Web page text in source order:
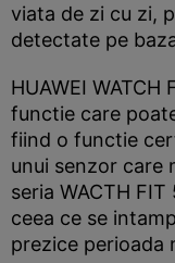
viata de zi cu zi,
detectate pe
HUAWEI
functie care
fiind o functie
unui senzor care
seria WACTH
ceea ce se
prezice perioada